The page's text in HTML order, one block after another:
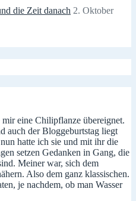
die Zeit danach 2. Oktober
eine Chilipflanze übereignet.
auch der Bloggeburtstag liegt
hatte ich sie und mit ihr die
setzen Gedanken in Gang, die
Meiner war, sich dem
Also dem ganz klassischen.
je nachdem, ob man Wasser